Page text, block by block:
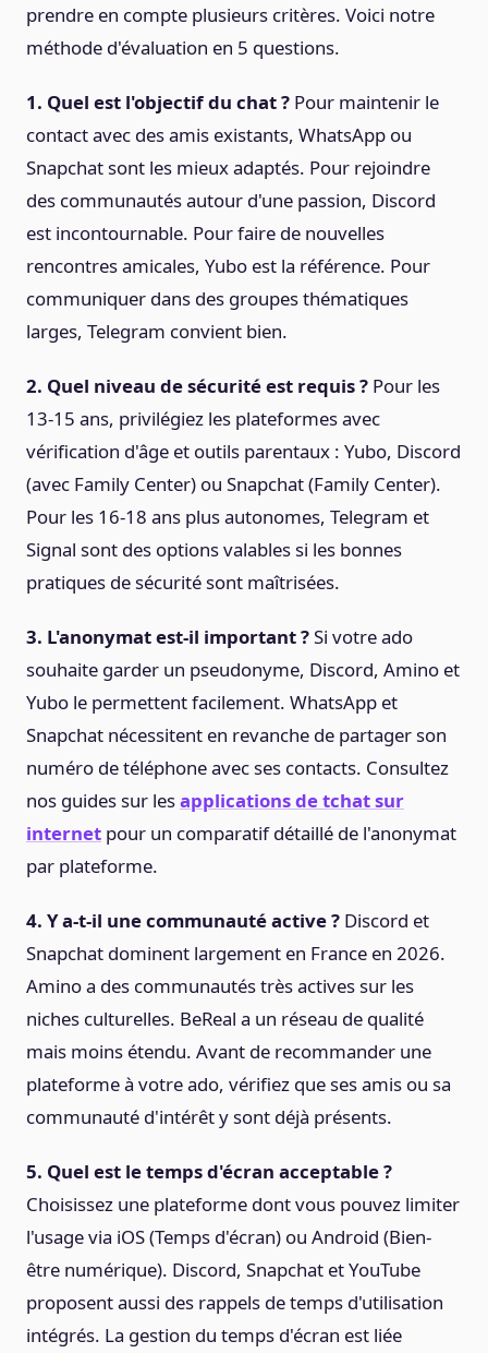
prendre en compte plusieurs critères. Voici notre
méthode d'évaluation en 5 questions.
1. Quel est l'objectif du chat ? Pour maintenir le
contact avec des amis existants, WhatsApp ou
Snapchat sont les mieux adaptés. Pour rejoindre
des communautés autour d'une passion, Discord
est incontournable. Pour faire de nouvelles
rencontres amicales, Yubo est la référence. Pour
communiquer dans des groupes thématiques
larges, Telegram convient bien.
2. Quel niveau de sécurité est requis ? Pour les
13-15 ans, privilégiez les plateformes avec
vérification d'âge et outils parentaux : Yubo, Discord
(avec Family Center) ou Snapchat (Family Center).
Pour les 16-18 ans plus autonomes, Telegram et
Signal sont des options valables si les bonnes
pratiques de sécurité sont maîtrisées.
3. L'anonymat est-il important ?Si votre ado
souhaite garder un pseudonyme, Discord, Amino et
Yubo le permettent facilement. WhatsApp et
Snapchat nécessitent en revanche de partager son
numéro de téléphone avec ses contacts. Consultez
nos guides sur lesapplications de tchat sur
internet pour un comparatif détaillé de l'anonymat
par plateforme.
4. Y a-t-il une communauté active ? Discord et
Snapchat dominent largement en France en 2026.
Amino a des communautés très actives sur les
niches culturelles. BeReal a un réseau de qualité
mais moins étendu. Avant de recommander une
plateforme à votre ado, vérifiez que ses amis ou sa
communauté d'intérêt y sont déjà présents.
5. Quel est le temps d'écran acceptable ?
Choisissez une plateforme dont vous pouvez limiter
l'usage via iOS (Temps d'écran) ou Android (Bien-
être numérique). Discord, Snapchat et YouTube
proposent aussi des rappels de temps d'utilisation
intégrés. La gestion du temps d'écran est liée